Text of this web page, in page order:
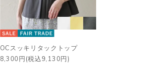
OCスッキリタックトップ
8,300円(税込9,130円)